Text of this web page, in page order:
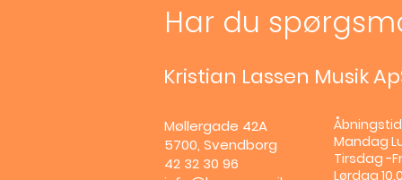
Har du
Kristian Lassen Musik
Møllergade 42A
5700, Svendborg
42 32 30 96
Mandag
Tirsdag -
Lørdag